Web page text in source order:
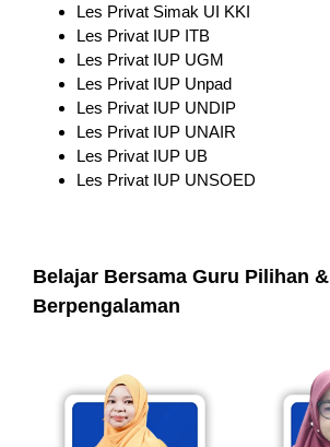
Les Privat Simak UI KKI
Les Privat IUP ITB
Les Privat IUP UGM
Les Privat IUP Unpad
Les Privat IUP UNDIP
Les Privat IUP UNAIR
Les Privat IUP UB
Les Privat IUP UNSOED
Belajar Bersama Guru Pilihan &
Berpengalaman